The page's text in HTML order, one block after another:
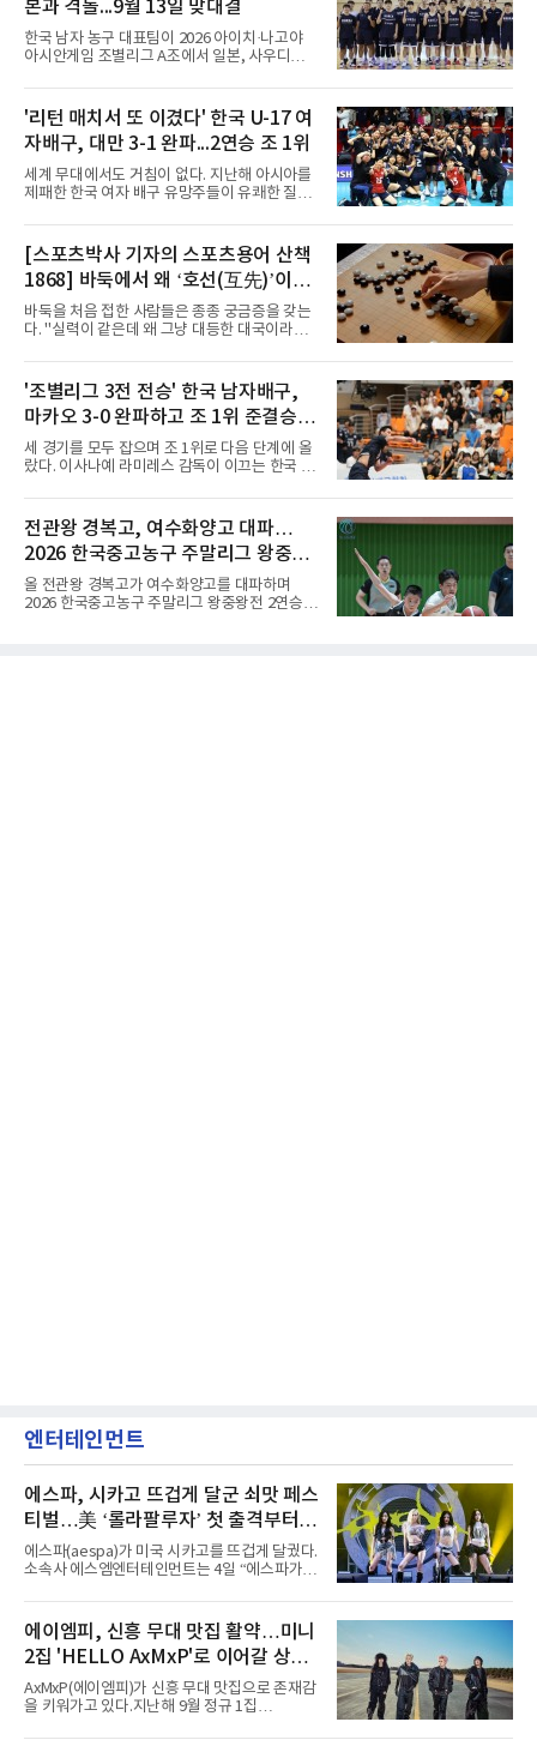
과정에는 우여곡절이 있었다. 그는 최근 잉글랜
드 프리미어리그(EPL) 챔피언 아스널의 뜨거운
관심을 받았는데, 18개월간 이어진 재계약 협상
이 한때 교착됐기 때문이다. 그러
본과 격돌...9월 13일 맞대결
한국 남자 농구 대표팀이 2026 아이치·나고야
아시안게임 조별리그 A조에서 일본, 사우디아라
가 8일 발표한 일정에 따르면 한국은 9월 10일
사우디, 11일 인도네시아, 13일 일본과 차례로
맞붙는다. FIBA 랭킹은 일본 22위, 한국 57위, 사
우디 65위, 인도네시아 94위로, 랭킹과 홈 이점
을 모두 갖춘 일본이 최대 변수다.니콜라이스 마
줄스(라트비아) 감독이 이끄는 대표팀은 지난달
6일 FIBA 월드컵 예선 1라운드 6차전에서 일본
NBA에 도전 중인 이현중을 앞세운 대표팀의 목
표는 우승이다.조별리그는 12
'리턴 매치서 또 이겼다' 한국 U-17 여
자배구, 대만 3-1 완파...2연승 조 1위
세계 무대에서도 거침이 없다. 지난해 아시아를
제패한 한국 여자 배구 유망주들이 유쾌한 질주
이하(U-17) 여자배구대표팀은 8일(한국시간) 칠
레 로스안데스에서 열린 2026 국제배구연맹
(FIVB) U-17 여자 세계선수권대회 조별리그 D조
2차전에서 대만을 세트 점수 3-1(25-19 18-25
25-13 25-15)로 꺾었다. 전날 푸에르토리코를
3-1로 물리쳤던 한국은 2연승으로 조 1위에 올
라 16강 진출에 청신호를 켰다.이날 승리는 남다
3-2로 꺾고 정상에 올랐는데, 세계선수권에서
이뤄진 '리턴 매치'에서도 승리하
[스포츠박사 기자의 스포츠용어 산책
1868] 바둑에서 왜 ‘호선(互先)’이라
말할까
바둑을 처음 접한 사람들은 종종 궁금증을 갖는
다. "실력이 같은데 왜 그냥 대등한 대국이라고
‘바둑에서 왜 ‘대국(對局)’이라 말할까‘ 참조)'호
선(互先)'은 한자로 '서로 호(互)', '먼저 선(先)'을
쓴다. 직역하면 '서로 먼저 둔다'는 뜻이다. 여기
서 '서로 먼저 둔다'는 표현은 한 판에서 두 사람
이 동시에 선수를 잡는다는 의미가 아니다. 중국
과 일본의 고대 바둑에서 실력이 같은 사람끼리
는 여러 판을 둘 때 흑(선수)을 번갈아 맡았다는
는다는 의미였던 것이다.인터넷 조선왕조실록에
서 호
'조별리그 3전 전승' 한국 남자배구,
마카오 3-0 완파하고 조 1위 준결승
진출
세 경기를 모두 잡으며 조 1위로 다음 단계에 올
랐다. 이사나예 라미레스 감독이 이끄는 한국 남
아남자선수권대회 조별리그를 3연승으로 마무
리했다.대표팀은 7일 몽골 울란바타르 AVA 아레
나에서 열린 대회 B조 조별리그 3차전에서 마카
오(119위)를 세트 점수 3-0(25-18 25-16 25-15)
으로 제압했다. 일본과 대만에 이어 마카오까지
꺾은 한국은 조별리그 전승으로 준결승 티켓을
손에 넣었다.공격은 고르게 터졌다. 김요한(삼성
전관왕 경복고, 여수화양고 대파…
2026 한국중고농구 주말리그 왕중왕
전 결승토너먼트 확정
올 전관왕 경복고가 여수화양고를 대파하며
2026 한국중고농구 주말리그 왕중왕전 2연승을
엔터테인먼트
에스파, 시카고 뜨겁게 달군 쇠맛 페스
티벌…美 ‘롤라팔루자’ 첫 출격부터
증명한 존재감
에스파(aespa)가 미국 시카고를 뜨겁게 달궜다.
소속사 에스엠엔터테인먼트는 4일 “에스파가
서 열린 ‘롤라팔루자 시카고’(Lollapalooza
Chicago)의 알리안츠 스테이지에 올랐다”며
“총 14곡으로 구성된 세트리스트를 선사, 데뷔 7
년 차다운 노련한 무대 매너와 파워풀한 에너지
로 현장의 분위기를 압도했다”고 밝혔다.1991
년 시작된 ‘롤라팔루자’는 8개 스테이지, 170여
팀의 아티스트와 40만 명 이상의 관객이 운집하
에이엠피, 신흥 무대 맛집 활약…미니
2집 'HELLO AxMxP'로 이어갈 상승
세
AxMxP(에이엠피)가 신흥 무대 맛집으로 존재감
을 키워가고 있다.지난해 9월 정규 1집
AxMxP는 데뷔 전부터 버스킹과 각종 페스티벌,